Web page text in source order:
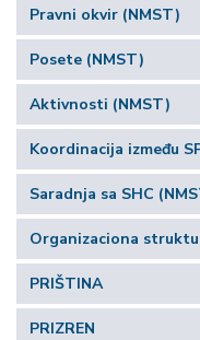
Pravni okvir (NMST)
Posete (NMST)
Aktivnosti (NMST)
Koordinacija između
Saradnja sa SHC
Organizaciona
PRIŠTINA
PRIZREN